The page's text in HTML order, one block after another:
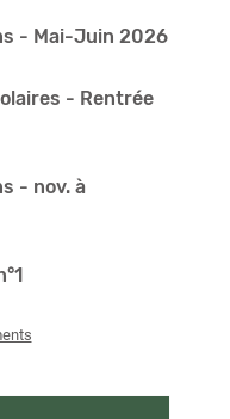
- Mai-Juin 2026
- Rentrée
- nov. à